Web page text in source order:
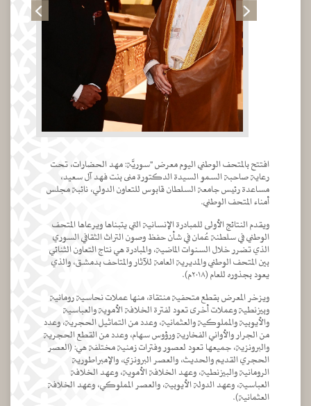
افتتح بالمتحف الوطني اليوم معرض "سوريَّة: مهد الحضارات، تحت
رعاية صاحبة السمو السيدة الدكتورة منى بنت فهد آل سعيد،
مساعدة رئيس جامعة السلطان قابوس للتعاون الدولي، نائبة مجلس
أمناء المتحف الوطني.
ويقدم النتائج الأولى للمبادرة الإنسانية التي يتبناها ويرعاها المتحف
الوطني في سلطنة عُمان في شأن حفظ وصون التراث الثقافي السوري
الذي تضرر خلال السنوات الماضية، والمبادرة هي نتاج التعاون الثنائي
بين المتحف الوطني والمديرية العامة للآثار والمتاحف بدمشق، والذي
يعود بجذوره للعام (٢٠١٨م).
ويزخر المعرض بقطع متحفية منتقاة، منها عملات نحاسية رومانية
وبيزنطية وعملات أخرى تعود لفترة الخلافة الأموية والعباسية
والأيوبية والمملوكية والعثمانية، وعدد من التماثيل الحجرية، وعدد
من الجرار والأواني الفخارية ورؤوس سهام، وعدد من القطع الحجرية
والبرونزية، جميعها تعود لعصور وفترات زمنية مختلفة هي: (العصر
الحجري القديم والحديث، والعصر البرونزي، والإمبراطورية
الرومانية والبيزنطية، وعهد الخلافة الأموية، وعهد الخلافة
العباسية، وعهد الدولة الأيوبية، والعصر المملوكي، وعهد الخلافة
العثمانية).